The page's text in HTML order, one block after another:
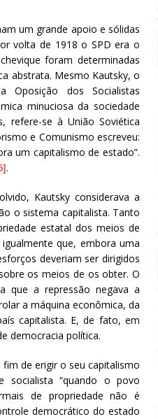
um grande apoio e sólidas
volta de 1918 o SPD era o
foram determinadas
abstrata. Mesmo Kautsky, o
Oposição dos Socialistas
minuciosa da sociedade
refere-se à União Soviética
e Comunismo escreveu:
um capitalismo de estado”.
.
Kautsky considerava a
o sistema capitalista. Tanto
estatal dos meios de
que, embora uma
deveriam ser dirigidos
os meios de os obter. O
que a repressão negava a
a máquina econômica, da
capitalista. E, de fato, em
democracia política.
de erigir o seu capitalismo
socialista “quando o povo
de propriedade não é
democrático do estado